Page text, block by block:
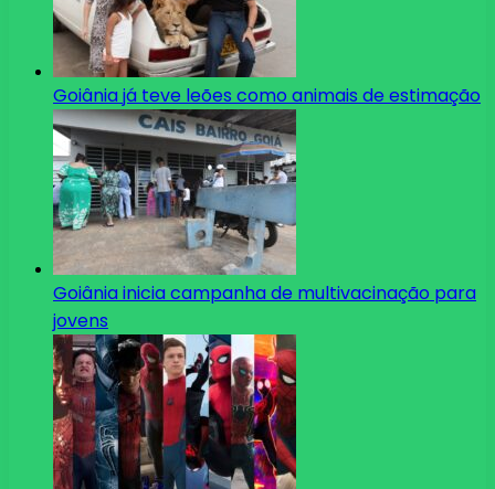
Goiânia já teve leões como animais de estimação
Goiânia inicia campanha de multivacinação para
jovens